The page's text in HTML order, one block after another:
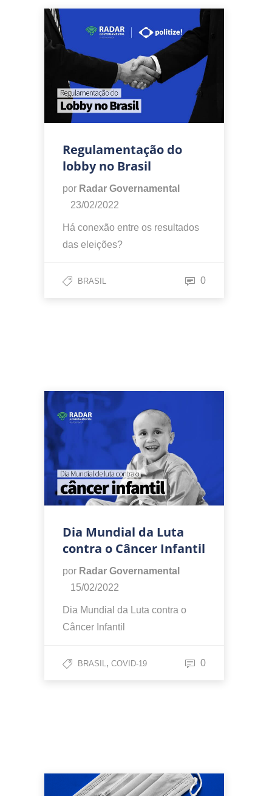
Regulamentação do
lobby no Brasil
por Radar Governamental
23/02/2022
Há conexão entre os resultados
das eleições?
BRASIL 0
Dia Mundial da Luta
contra o Câncer Infantil
por Radar Governamental
15/02/2022
Dia Mundial da Luta contra o
Câncer Infantil
BRASIL, COVID-19 0